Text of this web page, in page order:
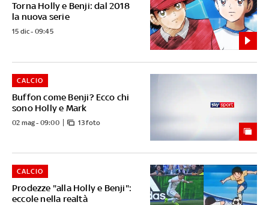
Torna Holly e Benji: dal 2018
la nuova serie
15 dic - 09:45
Buffon come Benji? Ecco chi
sono Holly e Mark
CALCIO
02 mag - 09:00 13 foto
Prodezze "alla Holly e Benji":
eccole nella realtà
CALCIO